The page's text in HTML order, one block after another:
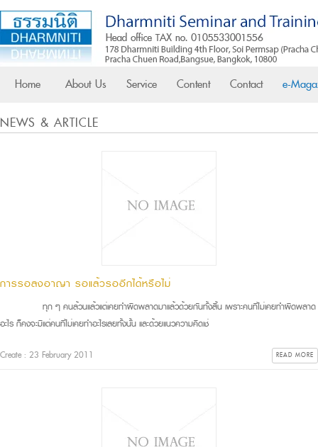
Home About Us Service Content Contact e-
NEWS & ARTICLE
การรอลงอาญา รอแล้วรออีกได้หรือไม่
ทุก ๆ คนล้วนแล้วแต่เคยทำผิดพลาดมาแล้วด้วยกันทั้งสิ้น เพราะคนที่ไม่เคยทำผิดพลาด
อะไร ก็คงจะมีแต่คนที่ไม่เคยทำอะไรเลยทั้งนั้น และด้วยแนวความคิดเช่
Create : 23 February 2011 READ MORE